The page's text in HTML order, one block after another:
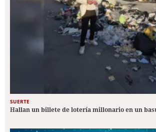
SUERTE
Hallan un billete de lotería millonario en un